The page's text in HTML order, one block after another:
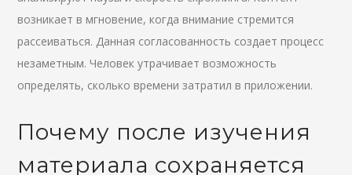
возникает в мгновение, когда внимание стремится
рассеиваться. Данная согласованность создает процесс
незаметным. Человек утрачивает возможность
определять, сколько времени затратил в приложении.
Почему после изучения
материала сохраняется